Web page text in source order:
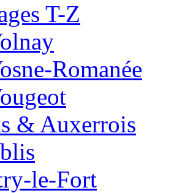
T-Z
Romanée
& Auxerrois
le-Fort